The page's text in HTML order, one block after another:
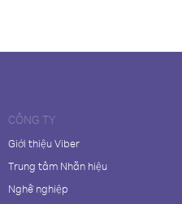
CÔNG TY
Giới thiệu Viber
Trung tâm Nhãn hiệu
Nghề nghiệp